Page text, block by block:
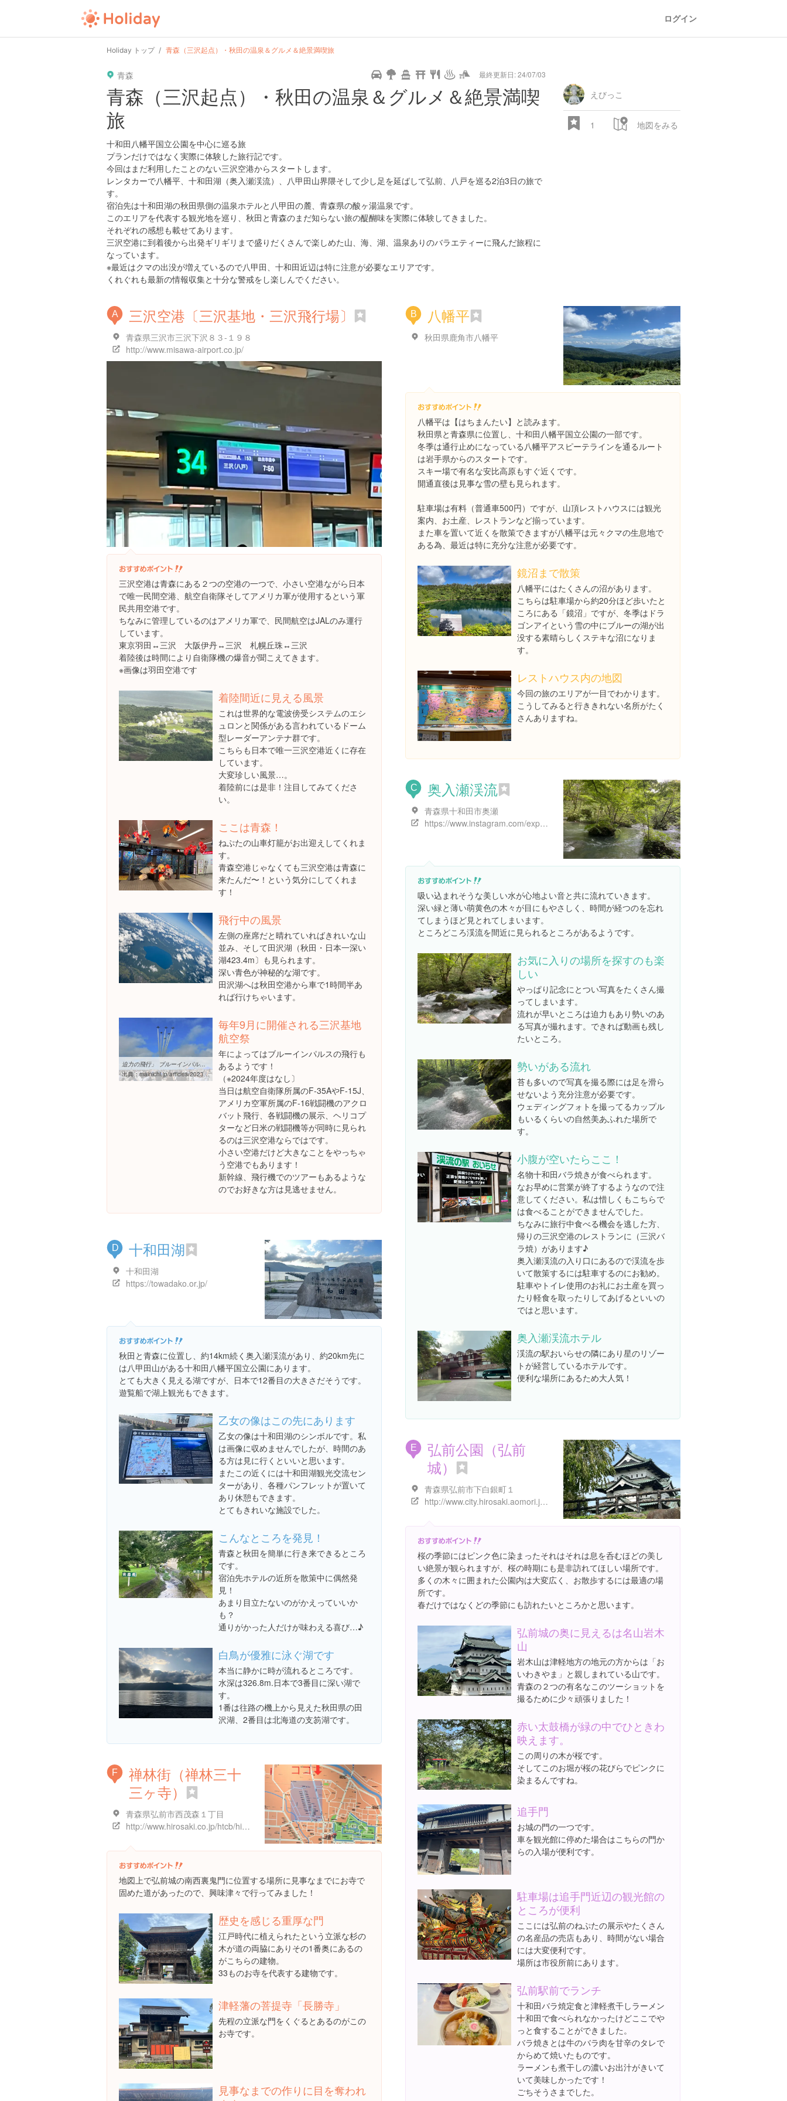
ログイン
Holiday トップ 青森（三沢起点）・秋田の温泉＆グルメ＆絶景満喫旅
青森 最終更新日: 24/07/03
user
kanagawa osaka kyoto
pin time url guide hot type camera home settings profile
青森（三沢起点）・秋田の温泉＆グルメ＆絶景満喫
旅
十和田八幡平国立公園を中心に巡る旅
プランだけではなく実際に体験した旅行記です。
今回はまだ利用したことのない三沢空港からスタートします。
レンタカーで八幡平、十和田湖（奥入瀬渓流）、八甲田山界隈そして少し足を延ばして弘前、八戸を巡る2泊3日の旅で
す。
宿泊先は十和田湖の秋田県側の温泉ホテルと八甲田の麓、青森県の酸ヶ湯温泉です。
このエリアを代表する観光地を巡り、秋田と青森のまだ知らない旅の醍醐味を実際に体験してきました。
それぞれの感想も載せてあります。
三沢空港に到着後から出発ギリギリまで盛りだくさんで楽しめた山、海、湖、温泉ありのバラエティーに飛んだ旅程に
なっています。
※最近はクマの出没が増えているので八甲田、十和田近辺は特に注意が必要なエリアです。
くれぐれも最新の情報収集と十分な警戒をし楽しんでください。
えびっこ
1 地図をみる
A 三沢空港〔三沢基地・三沢飛行場〕
青森県三沢市三沢下沢８３-１９８
http://www.misawa-airport.co.jp/
三沢空港は青森にある２つの空港の一つで、小さい空港ながら日本
で唯一民間空港、航空自衛隊そしてアメリカ軍が使用するという軍
民共用空港です。
ちなみに管理しているのはアメリカ軍で、民間航空はJALのみ運行
しています。
東京羽田↔︎三沢 大阪伊丹↔︎三沢 札幌丘珠↔︎三沢
着陸後は時間により自衛隊機の爆音が聞こえてきます。
※画像は羽田空港です
着陸間近に見える風景
これは世界的な電波傍受システムのエシ
ュロンと関係がある言われているドーム
型レーダーアンテナ群です。
こちらも日本で唯一三沢空港近くに存在
しています。
大変珍しい風景…。
着陸前には是非！注目してみてくださ
い。
ここは青森！
ねぷたの山車灯籠がお出迎えしてくれま
す。
青森空港じゃなくても三沢空港は青森に
来たんだ〜！という気分にしてくれま
す！
飛行中の風景
左側の座席だと晴れていればきれいな山
並み、そして田沢湖（秋田・日本一深い
湖423.4m〕も見られます。
深い青色が神秘的な湖です。
田沢湖へは秋田空港から車で1時間半あ
れば行けちゃいます。
迫力の飛行」 ブルーインパルスに7万人歓声 三沢基地で航空祭 | 毎日新聞
出典：mainichi.jp/articles/20230911/k00/00m/040/083000c
毎年9月に開催される三沢基地
航空祭
年によってはブルーインパルスの飛行も
あるようです！
（※2024年度はなし〕
当日は航空自衛隊所属のF-35AやF-15J、
アメリカ空軍所属のF-16戦闘機のアクロ
バット飛行、各戦闘機の展示、ヘリコプ
ターなど日米の戦闘機等が同時に見られ
るのは三沢空港ならではです。
小さい空港だけど大きなことをやっちゃ
う空港でもあります！
新幹線、飛行機でのツアーもあるような
のでお好きな方は見逃せません。
B 八幡平
秋田県鹿角市八幡平
八幡平は【はちまんたい】と読みます。
秋田県と青森県に位置し、十和田八幡平国立公園の一部です。
冬季は通行止めになっている八幡平アスピーテラインを通るルート
は岩手県からのスタートです。
スキー場で有名な安比高原もすぐ近くです。
開通直後は見事な雪の壁も見られます。
駐車場は有料（普通車500円）ですが、山頂レストハウスには観光
案内、お土産、レストランなど揃っています。
また車を置いて近くを散策できますが八幡平は元々クマの生息地で
ある為、最近は特に充分な注意が必要です。
鏡沼まで散策
八幡平にはたくさんの沼があります。
こちらは駐車場から約20分ほど歩いたと
ころにある「鏡沼」ですが、冬季はドラ
ゴンアイという雪の中にブルーの湖が出
没する素晴らしくステキな沼になりま
す。
レストハウス内の地図
今回の旅のエリアが一目でわかります。
こうしてみると行ききれない名所がたく
さんありますね。
C 奥入瀬渓流
青森県十和田市奥瀬
https://www.instagram.com/explore/locations/264572990
吸い込まれそうな美しい水が心地よい音と共に流れていきます。
深い緑と薄い萌黄色の木々が目にもやさしく、時間が経つのを忘れ
てしまうほど見とれてしまいます。
ところどころ渓流を間近に見られるところがあるようです。
お気に入りの場所を探すのも楽
しい
やっぱり記念にとつい写真をたくさん撮
ってしまいます。
流れが早いところは迫力もあり勢いのあ
る写真が撮れます。できれば動画も残し
たいところ。
勢いがある流れ
苔も多いので写真を撮る際には足を滑ら
せないよう充分注意が必要です。
ウェディングフォトを撮ってるカップル
もいるくらいの自然美あふれた場所で
す。
小腹が空いたらここ！
名物十和田バラ焼きが食べられます。
なお早めに営業が終了するようなので注
意してください。私は惜しくもこちらで
は食べることができませんでした。
ちなみに旅行中食べる機会を逃した方、
帰りの三沢空港のレストランに（三沢バ
ラ焼）があります♪
奥入瀬渓流の入り口にあるので渓流を歩
いて散策するには駐車するのにお勧め。
駐車やトイレ使用のお礼にお土産を買っ
たり軽食を取ったりしてあげるといいの
ではと思います。
奥入瀬渓流ホテル
渓流の駅おいらせの隣にあり星のリゾー
トが経営しているホテルです。
便利な場所にあるため大人気！
D 十和田湖
十和田湖
https://towadako.or.jp/
秋田と青森に位置し、約14km続く奥入瀬渓流があり、約20km先に
は八甲田山がある十和田八幡平国立公園にあります。
とても大きく見える湖ですが、日本で12番目の大きさだそうです。
遊覧船で湖上観光もできます。
乙女の像はこの先にあります
乙女の像は十和田湖のシンボルです。私
は画像に収めませんでしたが、時間のあ
る方は見に行くといいと思います。
またこの近くには十和田湖観光交流セン
ターがあり、各種パンフレットが置いて
あり休憩もできます。
とてもきれいな施設でした。
こんなところを発見！
青森と秋田を簡単に行き来できるところ
です。
宿泊先ホテルの近所を散策中に偶然発
見！
あまり目立たないのがかえっていいか
も？
通りがかった人だけが味わえる喜び…♪
白鳥が優雅に泳ぐ湖です
本当に静かに時が流れるところです。
水深は326.8m.日本で3番目に深い湖で
す。
1番は往路の機上から見えた秋田県の田
沢湖、2番目は北海道の支笏湖です。
E
弘前公園（弘前
城）
青森県弘前市下白銀町１
http://www.city.hirosaki.aomori.jp/kanko/shisetsu/park/index.html
桜の季節にはピンク色に染まったそれはそれは息を呑むほどの美し
い絶景が観られますが、桜の時期にも是非訪れてほしい場所です。
多くの木々に囲まれた公園内は大変広く、お散歩するには最適の場
所です。
春だけではなくどの季節にも訪れたいところかと思います。
弘前城の奥に見えるは名山岩木
山
岩木山は津軽地方の地元の方からは「お
いわきやま」と親しまれている山です。
青森の２つの有名なこのツーショットを
撮るために少々頑張りました！
赤い太鼓橋が緑の中でひときわ
映えます。
この周りの木が桜です。
そしてこのお堀が桜の花びらでピンクに
染まるんですね。
追手門
お城の門の一つです。
車を観光館に停めた場合はこちらの門か
らの入場が便利です。
駐車場は追手門近辺の観光館の
ところが便利
ここには弘前のねぷたの展示やたくさん
の名産品の売店もあり、時間がない場合
には大変便利です。
場所は市役所前にあります。
弘前駅前でランチ
十和田バラ焼定食と津軽煮干しラーメン
十和田で食べられなかったけどここでや
っと食することができました。
バラ焼きとは牛のバラ肉を甘辛のタレで
からめて焼いたものです。
ラーメンも煮干しの濃いお出汁がきいて
いて美味しかったです！
ごちそうさまでした。
F
禅林街（禅林三十
三ヶ寺）
青森県弘前市西茂森１丁目
http://www.hirosaki.co.jp/htcb/histroy/hirosaki/joukamachi.html
地図上で弘前城の南西裏鬼門に位置する場所に見事なまでにお寺で
固めた道があったので、興味津々で行ってみました！
歴史を感じる重厚な門
江戸時代に植えられたという立派な杉の
木が道の両脇にありその1番奥にあるの
がこちらの建物。
33ものお寺を代表する建物です。
津軽藩の菩提寺「長勝寺」
先程の立派な門をくぐるとあるのがこの
お寺です。
見事なまでの作りに目を奪われ